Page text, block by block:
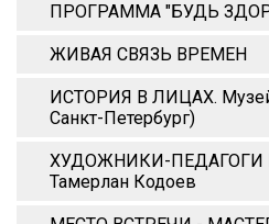
ПРОГРАММА "БУДЬ
ЖИВАЯ СВЯЗЬ ВРЕМЕН
ИСТОРИЯ В ЛИЦАХ.
Санкт-Петербург)
ХУДОЖНИКИ-ПЕДАГОГИ
Тамерлан Кодоев